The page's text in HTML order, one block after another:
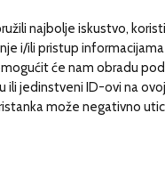
najbolje iskustvo,
i/ili pristup
će nam obradu
ili jedinstveni ID-ovi na
može negativno